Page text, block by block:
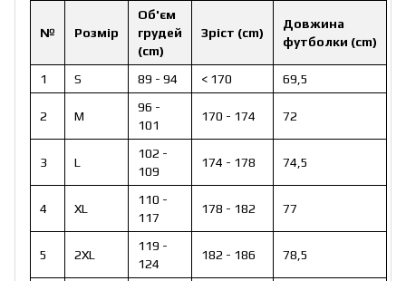
№ Розмір
Об'єм
грудей
(cm)
Зріст (cm)
Довжина
футболки (cm)
1 S 89 - 94 < 170 69,5
2 M
96 -
101
170 - 174 72
3 L
102 -
109
174 - 178 74,5
4 XL
110 -
117
178 - 182 77
5 2XL
119 -
124
182 - 186 78,5